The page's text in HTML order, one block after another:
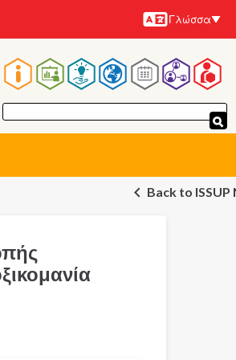
Γλώσσα
Κεντρική
πλοήγηση
Back to